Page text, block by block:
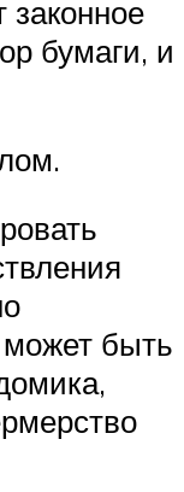
законное
бумаги, и
может быть